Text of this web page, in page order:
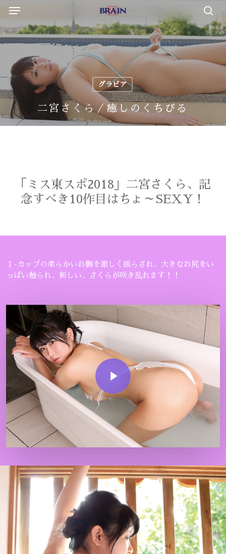
Skip
main
content
Menu
グラビア
二宮さくら／癒しのくちびる
「ミス東スポ2018」二宮さくら、記
念すべき10作目はちょ～SEXY！
Ｉ-カップの柔らかいお胸を激しく揺らされ、大きなお尻をい
っぱい触られ、新しい、さくらが咲き乱れます！！
Play Video